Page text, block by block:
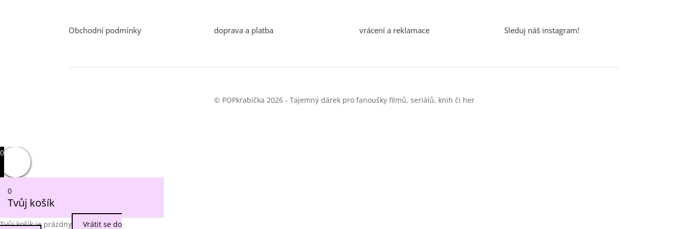
Obchodní podmínky doprava a platba vrácení a reklamace Sleduj náš instagram!
© POPkrabička 2026 - Tajemný dárek pro fanoušky filmů, seriálů, knih či her
0
0
Tvůj košík
Tvůj košík je prázdny Vrátit se do